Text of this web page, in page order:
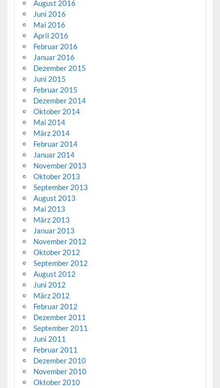
August 2016
Juni 2016
Mai 2016
April 2016
Februar 2016
Januar 2016
Dezember 2015
Juni 2015
Februar 2015
Dezember 2014
Oktober 2014
Mai 2014
März 2014
Februar 2014
Januar 2014
November 2013
Oktober 2013
September 2013
August 2013
Mai 2013
März 2013
Januar 2013
November 2012
Oktober 2012
September 2012
August 2012
Juni 2012
März 2012
Februar 2012
Dezember 2011
September 2011
Juni 2011
Februar 2011
Dezember 2010
November 2010
Oktober 2010